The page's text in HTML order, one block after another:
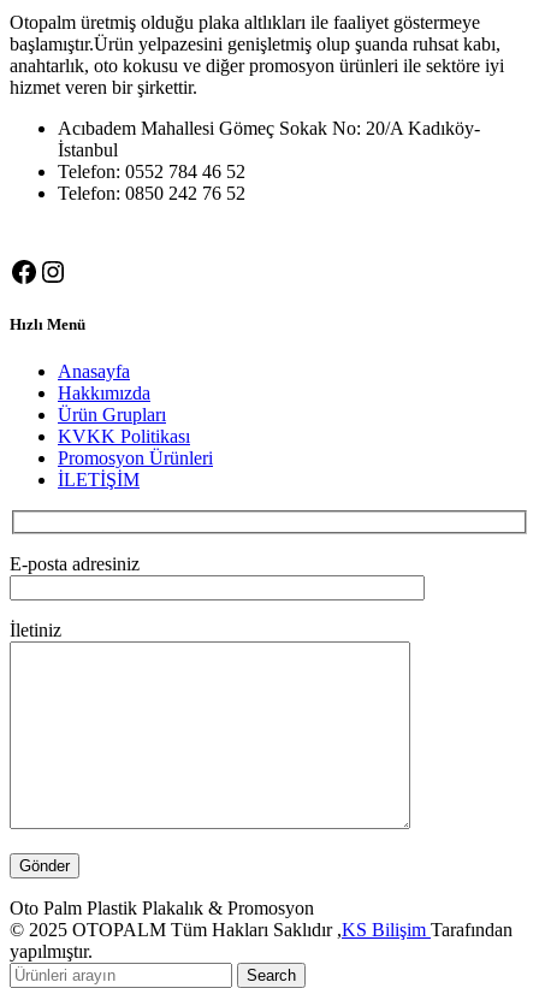
Otopalm üretmiş olduğu plaka altlıkları ile faaliyet göstermeye
başlamıştır.Ürün yelpazesini genişletmiş olup şuanda ruhsat kabı,
anahtarlık, oto kokusu ve diğer promosyon ürünleri ile sektöre iyi
hizmet veren bir şirkettir.
Acıbadem Mahallesi Gömeç Sokak No: 20/A Kadıköy-
İstanbul
Telefon: 0552 784 46 52
Telefon: 0850 242 76 52
Facebook
Instagram
Hızlı Menü
Anasayfa
Hakkımızda
Ürün Grupları
KVKK Politikası
Promosyon Ürünleri
İLETİŞİM
E-posta adresiniz
İletiniz
Oto Palm Plastik Plakalık & Promosyon
© 2025 OTOPALM Tüm Hakları Saklıdır ,KS Bilişim Tarafından
yapılmıştır.
Search